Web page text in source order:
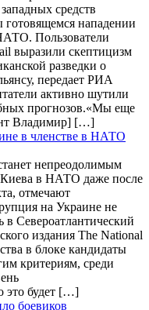
средств
нападении
Пользователи
выразили скептицизм
разведки о
передает РИА
активно шутили
прогнозов.«Мы еще
Владимир] […]
в членстве в НАТО
непреодолимым
Киева в НАТО даже после
отмечают
на Украине не
в Североатлантический
издания The National
в блоке кандидаты
критериям, среди
это будет […]
боевиков